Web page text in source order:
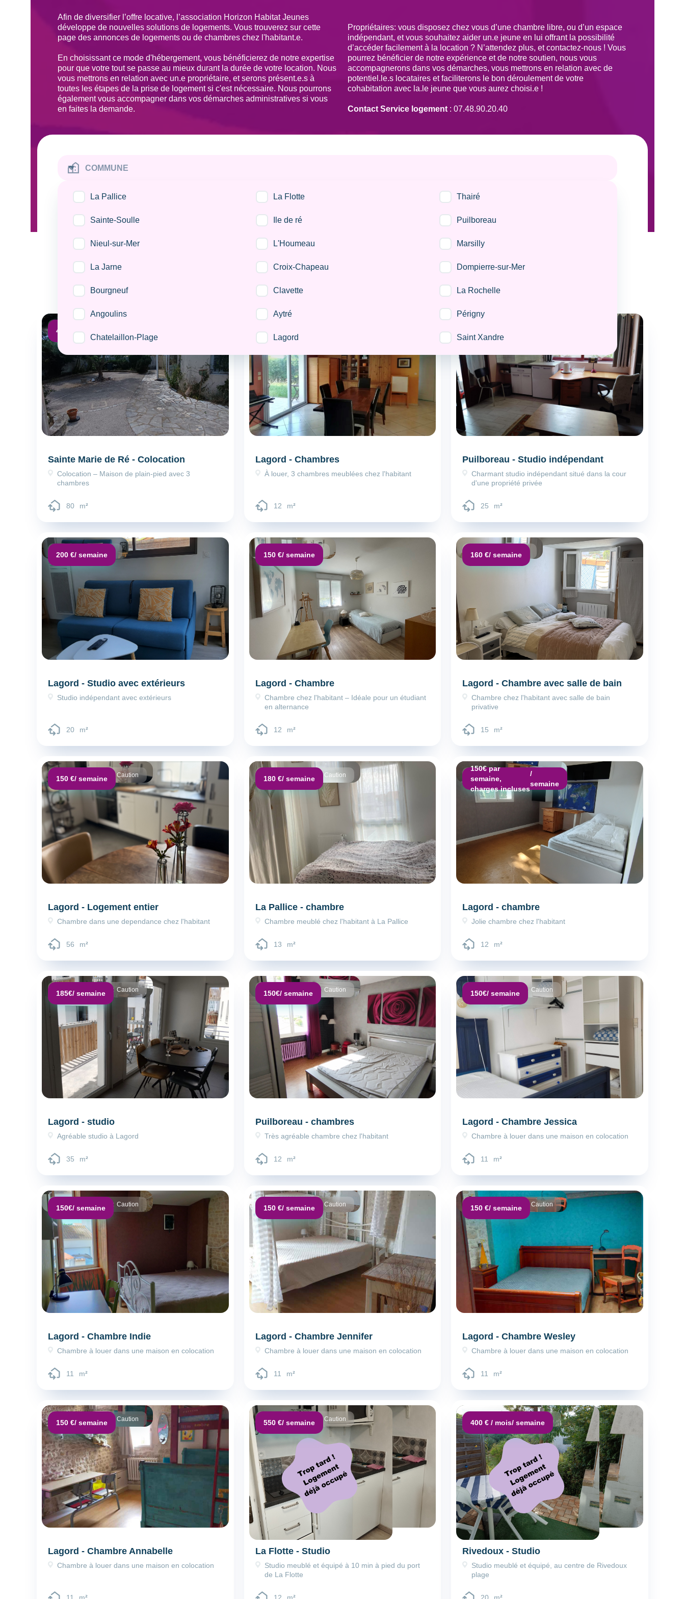
Afin de diversifier l’offre locative, l’association Horizon Habitat Jeunes
développe de nouvelles solutions de logements. Vous trouverez sur cette
page des annonces de logements ou de chambres chez l'habitant.e.
En choisissant ce mode d'hébergement, vous bénéficierez de notre expertise
pour que votre tout se passe au mieux durant la durée de votre location. Nous
vous mettrons en relation avec un.e propriétaire, et serons présent.e.s à
toutes les étapes de la prise de logement si c'est nécessaire. Nous pourrons
également vous accompagner dans vos démarches administratives si vous
en faites la demande.
Propriétaires: vous disposez chez vous d’une chambre libre, ou d’un espace
indépendant, et vous souhaitez aider un.e jeune en lui offrant la possibilité
d’accéder facilement à la location ? N’attendez plus, et contactez-nous ! Vous
pourrez bénéficier de notre expérience et de notre soutien, nous vous
accompagnerons dans vos démarches, vous mettrons en relation avec de
potentiel.le.s locataires et faciliterons le bon déroulement de votre
cohabitation avec la.le jeune que vous aurez choisi.e !
Contact Service logement : 07.48.90.20.40
COMMUNE
La Pallice La Flotte Thairé
Sainte-Soulle Ile de ré Puilboreau
Nieul-sur-Mer L'Houmeau Marsilly
La Jarne Croix-Chapeau Dompierre-sur-Mer
Bourgneuf Clavette La Rochelle
Angoulins Aytré Périgny
Chatelaillon-Plage Lagord Saint Xandre
Tag
450€ / semaine
Sainte Marie de Ré - Colocation
Colocation – Maison de plain-pied avec 3
chambres
80 m²
150€
Lagord - Chambres
À louer, 3 chambres meublées chez l'habitant
12 m²
420€ +
charges /
Puilboreau - Studio indépendant
Charmant studio indépendant situé dans la cour
d'une propriété privée
25 m²
Dépôt de garantie :
200 €/ semaine
Lagord - Studio avec extérieurs
Studio indépendant avec extérieurs
20 m²
Dépôt de garantie :
150 €/ semaine
Lagord - Chambre
Chambre chez l'habitant – Idéale pour un étudiant
en alternance
12 m²
Dépôt de garantie :
160 €/ semaine
Lagord - Chambre avec salle de bain
Chambre chez l'habitant avec salle de bain
privative
15 m²
Dépôt de garantie : Caution
150 €/ semaine
Lagord - Logement entier
Chambre dans une dependance chez l'habitant
56 m²
Dépôt de garantie : Caution
180 €/ semaine
La Pallice - chambre
Chambre meublé chez l'habitant à La Pallice
13 m²
Dépôt de garantie : Caution
150€ par
semaine,
charges incluses
/
semaine
Lagord - chambre
Jolie chambre chez l'habitant
12 m²
Dépôt de garantie : Caution
185€/ semaine
Lagord - studio
Agréable studio à Lagord
35 m²
Dépôt de garantie : Caution
150€/ semaine
Puilboreau - chambres
Très agréable chambre chez l'habitant
12 m²
Dépôt de garantie : Caution
150€/ semaine
Lagord - Chambre Jessica
Chambre à louer dans une maison en colocation
11 m²
Dépôt de garantie : Caution
150€/ semaine
Lagord - Chambre Indie
Chambre à louer dans une maison en colocation
11 m²
Dépôt de garantie : Caution
150 €/ semaine
Lagord - Chambre Jennifer
Chambre à louer dans une maison en colocation
11 m²
Dépôt de garantie : Caution
150 €/ semaine
Lagord - Chambre Wesley
Chambre à louer dans une maison en colocation
11 m²
Dépôt de garantie : Caution
150 €/ semaine
Lagord - Chambre Annabelle
Chambre à louer dans une maison en colocation
Dépôt de garantie : Caution
550 €/ semaine
La Flotte - Studio
Studio meublé et équipé à 10 min à pied du port
de La Flotte
Dépôt de garantie : Caution
400 € / mois/ semaine
Rivedoux - Studio
Studio meublé et équipé, au centre de Rivedoux
plage